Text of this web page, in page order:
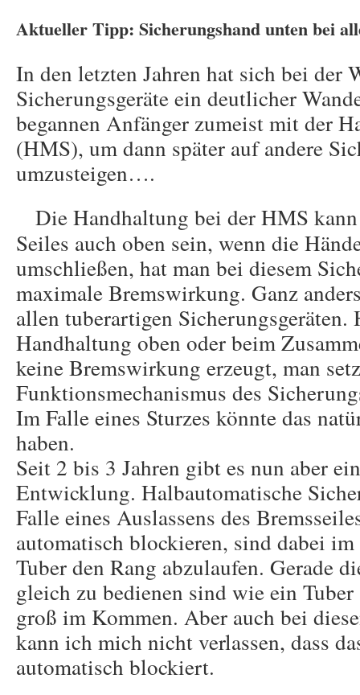
Aktueller Tipp: Sicherungshand unten bei
In den letzten Jahren hat sich bei der
Sicherungsgeräte ein deutlicher
begannen Anfänger zumeist mit der
(HMS), um dann später auf andere
umzusteigen….
Die Handhaltung bei der HMS
Seiles auch oben sein, wenn die
umschließen, hat man bei diesem
maximale Bremswirkung. Ganz
allen tuberartigen
Handhaltung oben oder beim
keine Bremswirkung erzeugt, man
Funktionsmechanismus des
Im Falle eines Sturzes könnte das
haben.
Seit 2 bis 3 Jahren gibt es nun aber
Entwicklung. Halbautomatische
Falle eines Auslassens des
automatisch blockieren, sind dabei
Tuber den Rang abzulaufen. Gerade
gleich zu bedienen sind wie ein
groß im Kommen. Aber auch bei
kann ich mich nicht verlassen, dass
automatisch blockiert.